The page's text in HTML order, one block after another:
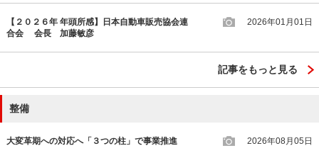
【２０２６年 年頭所感】日本自動車販売協会連
合会 会長 加藤敏彦
2026年01月01日
記事をもっと見る
整備
大変革期への対応へ「３つの柱」で事業推進 2026年08月05日